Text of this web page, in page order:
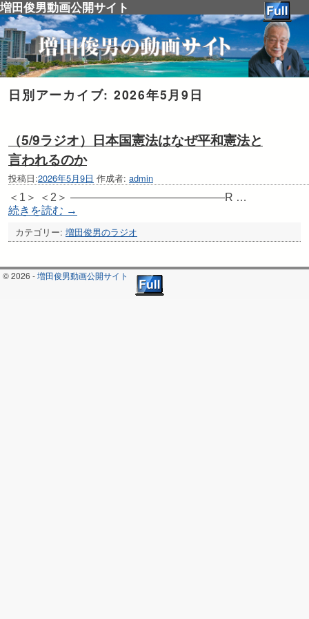
増田俊男動画公開サイト
日別アーカイブ: 2026年5月9日
（5/9ラジオ）日本国憲法はなぜ平和憲法と
言われるのか
投稿日:2026年5月9日 作成者: admin
＜1＞ ＜2＞ ——————————————R …
続きを読む →
カテゴリー: 増田俊男のラジオ
© 2026 -増田俊男動画公開サイト